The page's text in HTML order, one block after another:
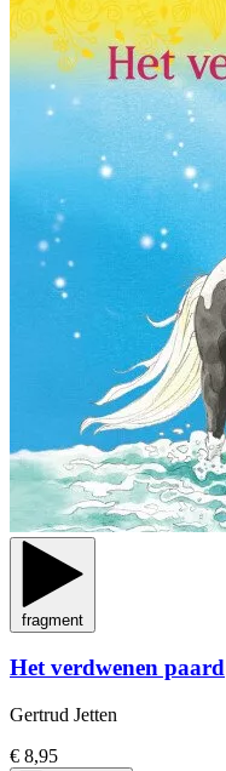
fragment
Het verdwenen paard
Gertrud Jetten
€ 8,95